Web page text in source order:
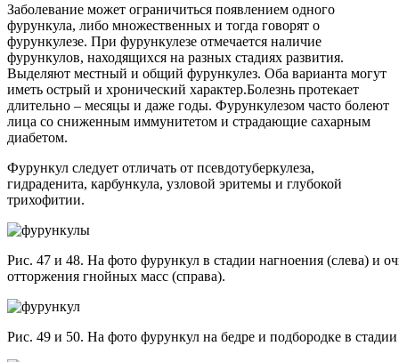
Заболевание может ограничиться появлением одного
фурункула, либо множественных и тогда говорят о
фурункулезе. При фурункулезе отмечается наличие
фурункулов, находящихся на разных стадиях развития.
Выделяют местный и общий фурункулез. Оба варианта могут
иметь острый и хронический характер.Болезнь протекает
длительно – месяцы и даже годы. Фурункулезом часто болеют
лица со сниженным иммунитетом и страдающие сахарным
диабетом.
Фурункул следует отличать от псевдотуберкулеза,
гидраденита, карбункула, узловой эритемы и глубокой
трихофитии.
Рис. 47 и 48. На фото фурункул в стадии нагноения (слева) и
отторжения гнойных масс (справа).
Рис. 49 и 50. На фото фурункул на бедре и подбородке в